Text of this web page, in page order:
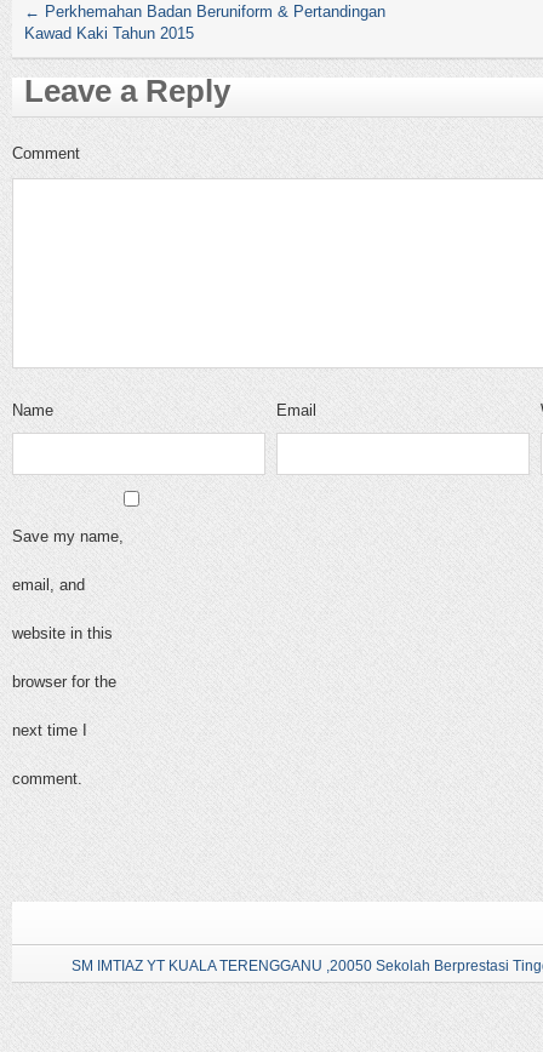
← Perkhemahan Badan Beruniform & Pertandingan
Kawad Kaki Tahun 2015
Leave a Reply
Comment
Name Email
Save my name,
email, and
website in this
browser for the
next time I
comment.
SM IMTIAZ YT KUALA TERENGGANU ,20050 Sekolah Berprestasi